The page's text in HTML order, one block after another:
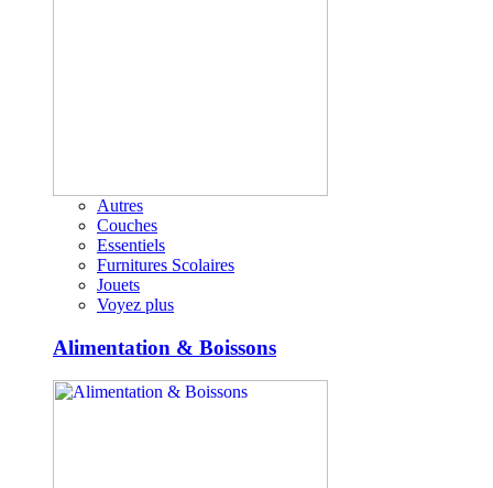
Autres
Couches
Essentiels
Furnitures Scolaires
Jouets
Voyez plus
Alimentation & Boissons